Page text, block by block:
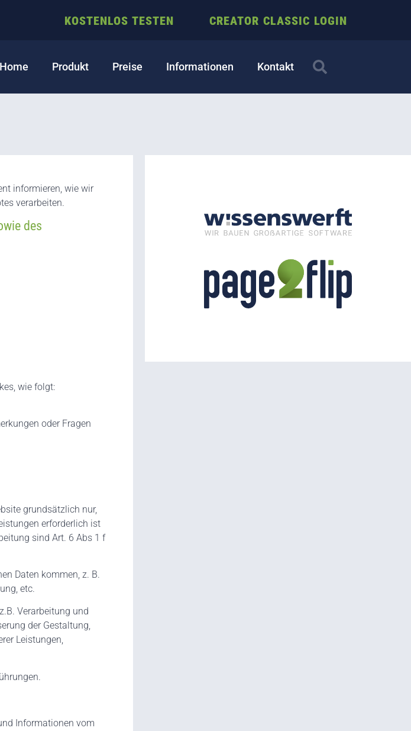
KOSTENLOS TESTEN CREATOR CLASSIC LOGIN
Home Produkt Preise Informationen Kontakt
informieren, wie wir
verarbeiten.
des
wie folgt:
oder Fragen
grundsätzlich nur,
erforderlich ist
sind Art. 6 Abs 1 f
Daten kommen, z. B.
etc.
Verarbeitung und
der Gestaltung,
Leistungen,
Informationen vom